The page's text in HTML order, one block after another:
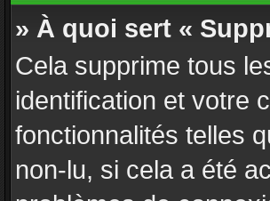
» À quoi sert «
Cela supprime tous
identification et votre
fonctionnalités telles
non-lu, si cela a été